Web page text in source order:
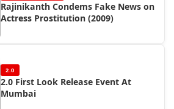
Rajinikanth Condems Fake News on
Actress Prostitution (2009)
2.0
2.0 First Look Release Event At
Mumbai